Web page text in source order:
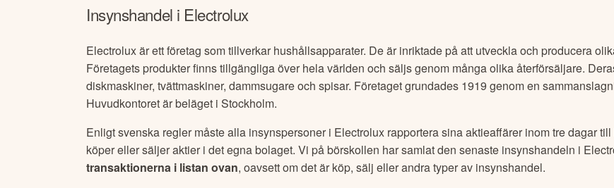
Insynshandel i Electrolux
Electrolux är ett företag som tillverkar hushållsapparater. De är inriktade på att utveckla och producera
Företagets produkter finns tillgängliga över hela världen och säljs genom många olika återförsäljare.
diskmaskiner, tvättmaskiner, dammsugare och spisar. Företaget grundades 1919 genom en
Huvudkontoret är beläget i Stockholm.
Enligt svenska regler måste alla insynspersoner i Electrolux rapportera sina aktieaffärer inom tre dagar
köper eller säljer aktier i det egna bolaget. Vi på börskollen har samlat den senaste insynshandeln i
transaktionerna i listan ovan, oavsett om det är köp, sälj eller andra typer av insynshandel.